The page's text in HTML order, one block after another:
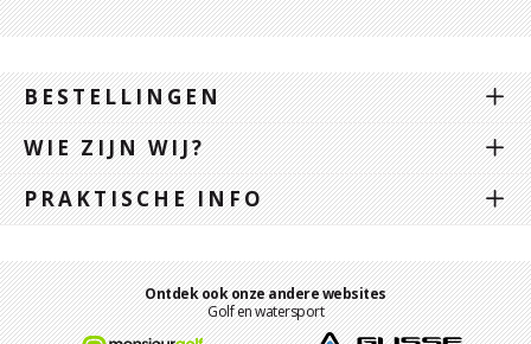
BESTELLINGEN
WIE ZIJN WIJ?
PRAKTISCHE INFO
Ontdek ook onze andere websites
Golf en watersport